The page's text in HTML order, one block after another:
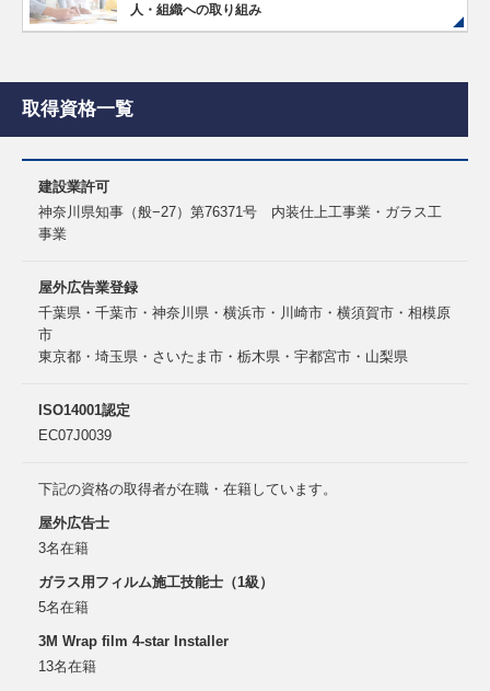
人・組織への取り組み
取得資格一覧
建設業許可
神奈川県知事（般−27）第76371号 内装仕上工事業・ガラス工
事業
屋外広告業登録
千葉県・千葉市・神奈川県・横浜市・川崎市・横須賀市・相模原
市
東京都・埼玉県・さいたま市・栃木県・宇都宮市・山梨県
ISO14001認定
EC07J0039
下記の資格の取得者が在職・在籍しています。
屋外広告士
3名在籍
ガラス用フィルム施工技能士（1級）
5名在籍
3M Wrap film 4-star Installer
13名在籍